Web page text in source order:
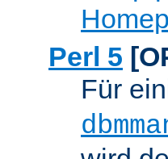
Perl 5
Für